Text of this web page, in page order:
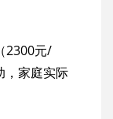
2300元/
，家庭实际